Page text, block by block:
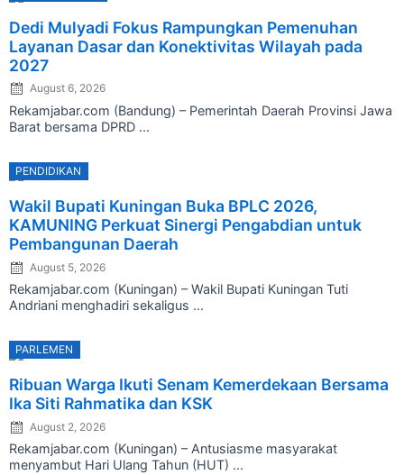
Dedi Mulyadi Fokus Rampungkan Pemenuhan
Layanan Dasar dan Konektivitas Wilayah pada
2027
on
August 6, 2026
Rekamjabar.com (Bandung) – Pemerintah Daerah Provinsi Jawa
Barat bersama DPRD ...
PENDIDIKAN
Wakil Bupati Kuningan Buka BPLC 2026,
KAMUNING Perkuat Sinergi Pengabdian untuk
Pembangunan Daerah
on
August 5, 2026
Rekamjabar.com (Kuningan) – Wakil Bupati Kuningan Tuti
Andriani menghadiri sekaligus ...
PARLEMEN
Ribuan Warga Ikuti Senam Kemerdekaan Bersama
Ika Siti Rahmatika dan KSK
on
August 2, 2026
Rekamjabar.com (Kuningan) – Antusiasme masyarakat
menyambut Hari Ulang Tahun (HUT) ...